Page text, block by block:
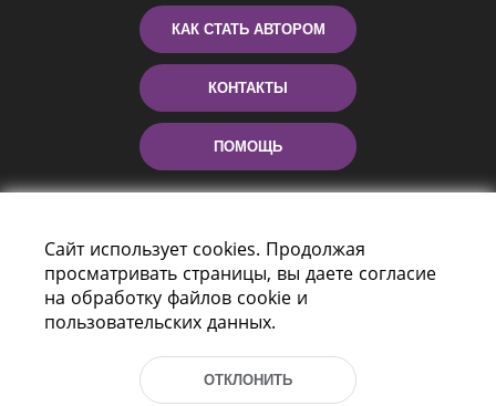
КАК СТАТЬ АВТОРОМ
КОНТАКТЫ
ПОМОЩЬ
Пр-т Независимости 116
г. Минск, Республика Беларусь, 220114
Сайт использует cookies. Продолжая
просматривать страницы, вы даете согласие
на обработку файлов cookie и
пользовательских данных.
ОТКЛОНИТЬ